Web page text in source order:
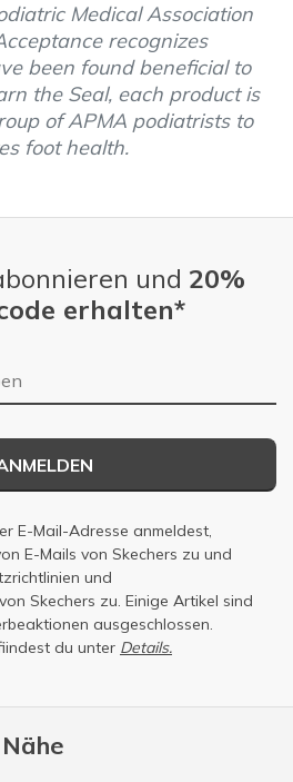
Medical Association
recognizes
been found beneficial to
the Seal, each product is
of APMA podiatrists to
foot health.
und 20%
erhalten*
E-Mail-Adresse anmeldest,
E-Mails von Skechers zu und
und
von Skechers zu. Einige Artikel sind
ausgeschlossen.
du unter Details.